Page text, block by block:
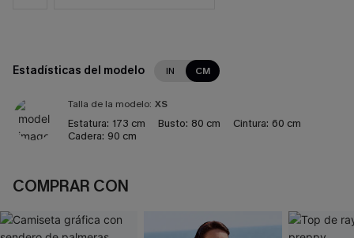
Estadísticas del modelo IN CM
Talla de la modelo: XS
Estatura: 173 cm Busto: 80 cm Cintura: 60 cm
Cadera: 90 cm
COMPRAR CON